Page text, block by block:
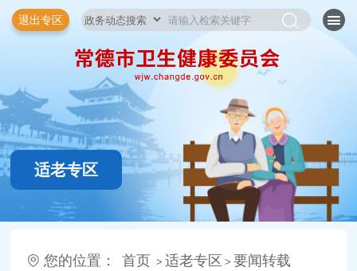
退出专区
适老专区
您的位置： 首页 > 适老专区 > 要闻转载